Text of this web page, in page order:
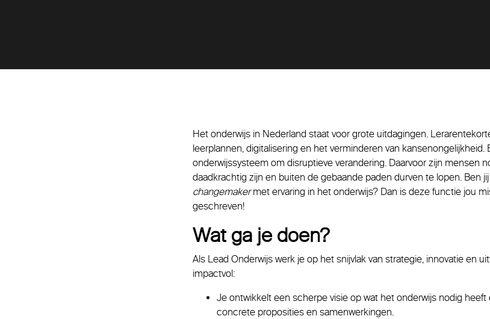
Het onderwijs in Nederland staat voor grote uitdagingen.
leerplannen, digitalisering en het verminderen van kansenongelijkheid.
onderwijssysteem om disruptieve verandering. Daarvoor zijn mensen
daadkrachtig zijn en buiten de gebaande paden durven te lopen. Ben
changemakermet ervaring in het onderwijs? Dan is deze functie jou
geschreven!
Wat ga je doen?
Als Lead Onderwijs werk je op het snijvlak van strategie, innovatie en
impactvol:
Je ontwikkelt een scherpe visie op wat het onderwijs nodig heeft
concrete proposities en samenwerkingen.